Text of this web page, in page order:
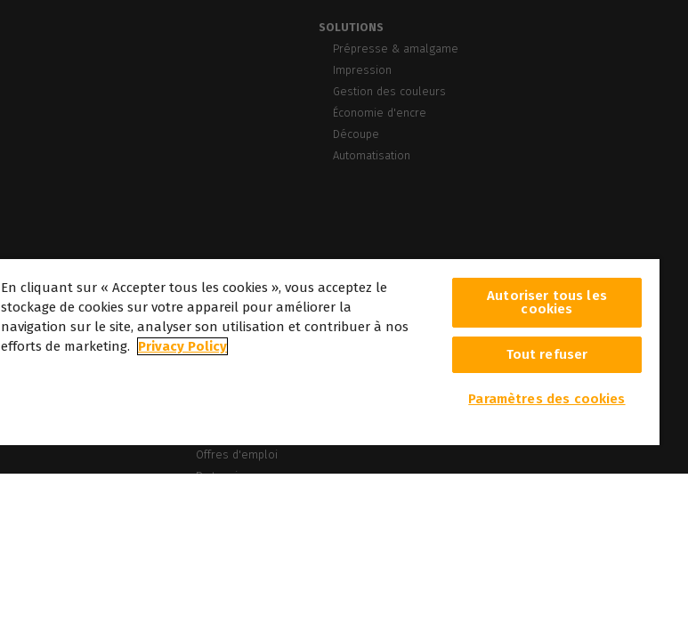
SOLUTIONS
Prépresse & amalgame
Impression
Gestion des couleurs
Économie d'encre
Découpe
Automatisation
À propos
Offres d'emploi
Partenaires
En cliquant sur « Accepter tous les cookies », vous acceptez le
stockage de cookies sur votre appareil pour améliorer la
navigation sur le site, analyser son utilisation et contribuer à nos
efforts de marketing.
Privacy Policy
Autoriser tous les
cookies
Tout refuser
Paramètres des cookies